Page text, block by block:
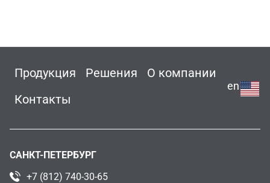
Продукция Решения
О компании
Контакты
en
САНКТ-ПЕТЕРБУРГ
+7 (812) 740-30-65